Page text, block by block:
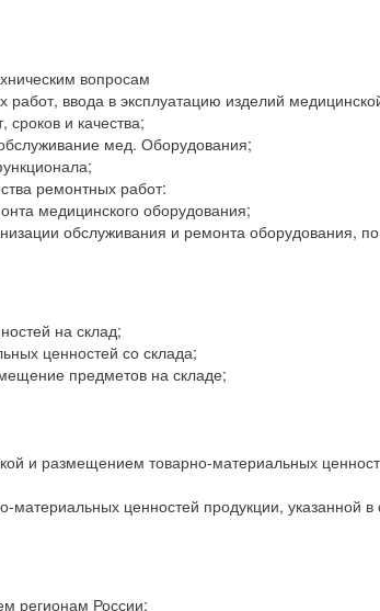
вопросам
ввода в эксплуатацию изделий
и качества;
мед. Оборудования;
ремонтных работ:
медицинского оборудования;
обслуживания и ремонта оборудования,
на склад;
ценностей со склада;
предметов на складе;
и размещением товарно-материальных
материальных ценностей продукции, указанной
регионам России;